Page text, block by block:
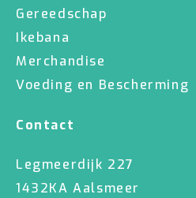
Gereedschap
Ikebana
Merchandise
Voeding en Bescherming
Contact
Legmeerdijk 227
1432KA Aalsmeer